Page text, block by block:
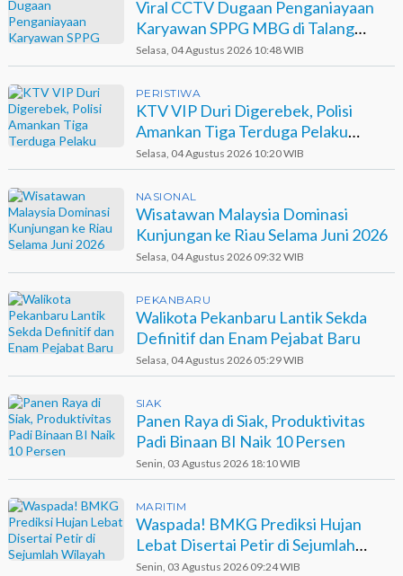
Viral CCTV Dugaan Penganiayaan
Karyawan SPPG MBG di Talang
Muandau
Selasa, 04 Agustus 2026 10:48 WIB
PERISTIWA
KTV VIP Duri Digerebek, Polisi
Amankan Tiga Terduga Pelaku
Narkotika
Selasa, 04 Agustus 2026 10:20 WIB
NASIONAL
Wisatawan Malaysia Dominasi
Kunjungan ke Riau Selama Juni 2026
Selasa, 04 Agustus 2026 09:32 WIB
PEKANBARU
Walikota Pekanbaru Lantik Sekda
Definitif dan Enam Pejabat Baru
Selasa, 04 Agustus 2026 05:29 WIB
SIAK
Panen Raya di Siak, Produktivitas
Padi Binaan BI Naik 10 Persen
Senin, 03 Agustus 2026 18:10 WIB
MARITIM
Waspada! BMKG Prediksi Hujan
Lebat Disertai Petir di Sejumlah
Wilayah Riau
Senin, 03 Agustus 2026 09:24 WIB